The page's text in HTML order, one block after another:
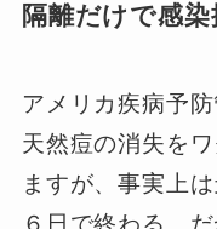
隔離だけで感
アメリカ疾病予
天然痘の消失を
ますが、事実上
６日で終わる。だ